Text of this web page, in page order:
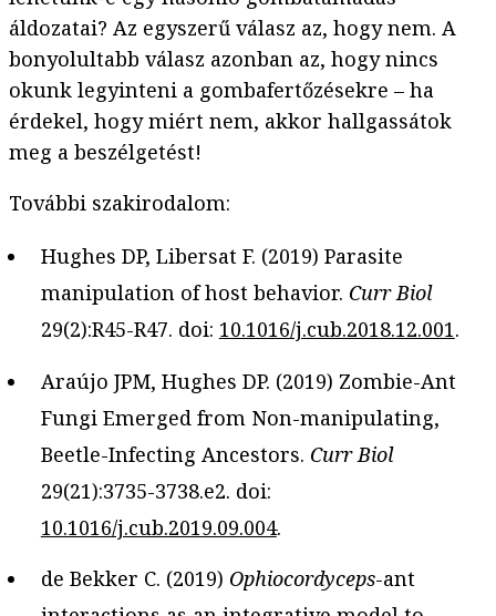
áldozatai? Az egyszerű válasz az, hogy nem. A
bonyolultabb válasz azonban az, hogy nincs
okunk legyinteni a gombafertőzésekre – ha
érdekel, hogy miért nem, akkor hallgassátok
meg a beszélgetést!
További szakirodalom:
Hughes DP, Libersat F. (2019) Parasite
manipulation of host behavior. Curr Biol
29(2):R45-R47. doi: 10.1016/j.cub.2018.12.001.
Araújo JPM, Hughes DP. (2019) Zombie-Ant
Fungi Emerged from Non-manipulating,
Beetle-Infecting Ancestors. Curr Biol
29(21):3735-3738.e2. doi:
10.1016/j.cub.2019.09.004.
de Bekker C. (2019) Ophiocordyceps-ant